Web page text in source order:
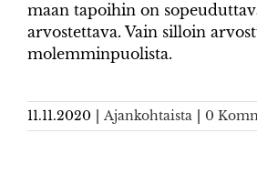
maan tapoihin on
arvostettava. Vain silloin
molemminpuolista.
11.11.2020 Ajankohtaista 0